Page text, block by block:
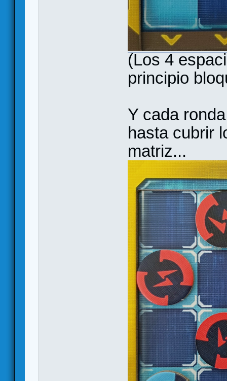
(Los 4
principio
Y cada
hasta cubrir
matriz...